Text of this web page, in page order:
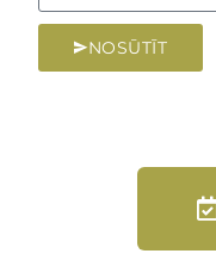
NOSŪTĪT